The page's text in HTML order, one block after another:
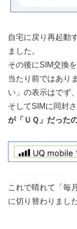
自宅に戻り再起動
ました。
その後にSIM交換を
当たり前ではあり
い」の表示はでず
そしてSIMに同封
が「ＵＱ」だった
これで晴れて「毎
に切り替わりました